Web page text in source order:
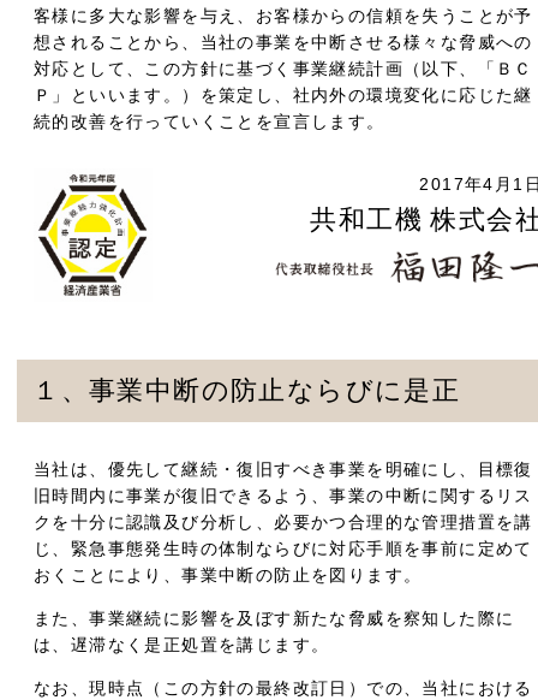
客様に多大な影響を与え、お客様からの信頼を失うことが予
想されることから、当社の事業を中断させる様々な脅威への
対応として、この方針に基づく事業継続計画（以下、「ＢＣ
Ｐ」といいます。）を策定し、社内外の環境変化に応じた継
続的改善を行っていくことを宣言します。
2017年4月1
共和工機 株式会
１、事業中断の防止ならびに是正
当社は、優先して継続・復旧すべき事業を明確にし、目標復
旧時間内に事業が復旧できるよう、事業の中断に関するリス
クを十分に認識及び分析し、必要かつ合理的な管理措置を講
じ、緊急事態発生時の体制ならびに対応手順を事前に定めて
おくことにより、事業中断の防止を図ります。
また、事業継続に影響を及ぼす新たな脅威を察知した際に
は、遅滞なく是正処置を講じます。
なお、現時点（この方針の最終改訂日）での、当社における